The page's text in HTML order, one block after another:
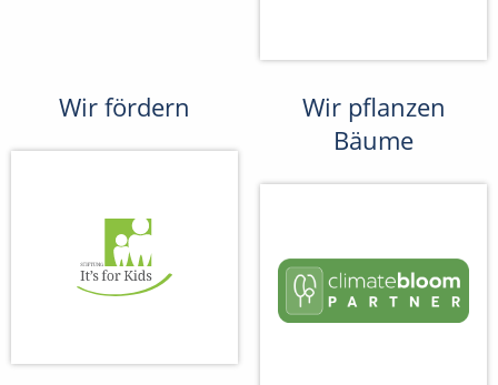
Wir fördern
Wir pflanzen
Bäume